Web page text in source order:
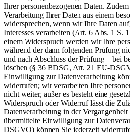
Ihrer personenbezogenen Daten.
Verarbeitung Ihrer Daten aus einem
widersprechen, wenn wir Ihre Daten
Interesses verarbeiten (Art. 6 Abs. 1
einem Widerspruch werden wir Ihre
während der dann folgenden Prüfung
und nach Abschluss der Prüfung – bei
löschen (§ 36 BDSG, Art. 21 EU-
Einwilligung zur Datenverarbeitung
widerrufen; wir verarbeiten Ihre
nicht weiter, außer es besteht eine
Widerspruch oder Widerruf lässt die
Datenverarbeitung in der
übermittelte Einwilligung zur
DSGVO) können Sie jederzeit